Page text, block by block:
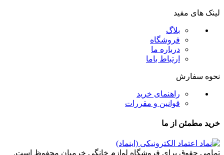
لینک های مفید
بلاگ
فروشگاه
درباره ما
ارتباط باما
نحوه سفارش
راهنمای خرید
قوانین و مقررات
خرید مطمئن از ما
تمامی حقوق برای فروشگاه لوازم خانگی خرمیان محفوظ است.